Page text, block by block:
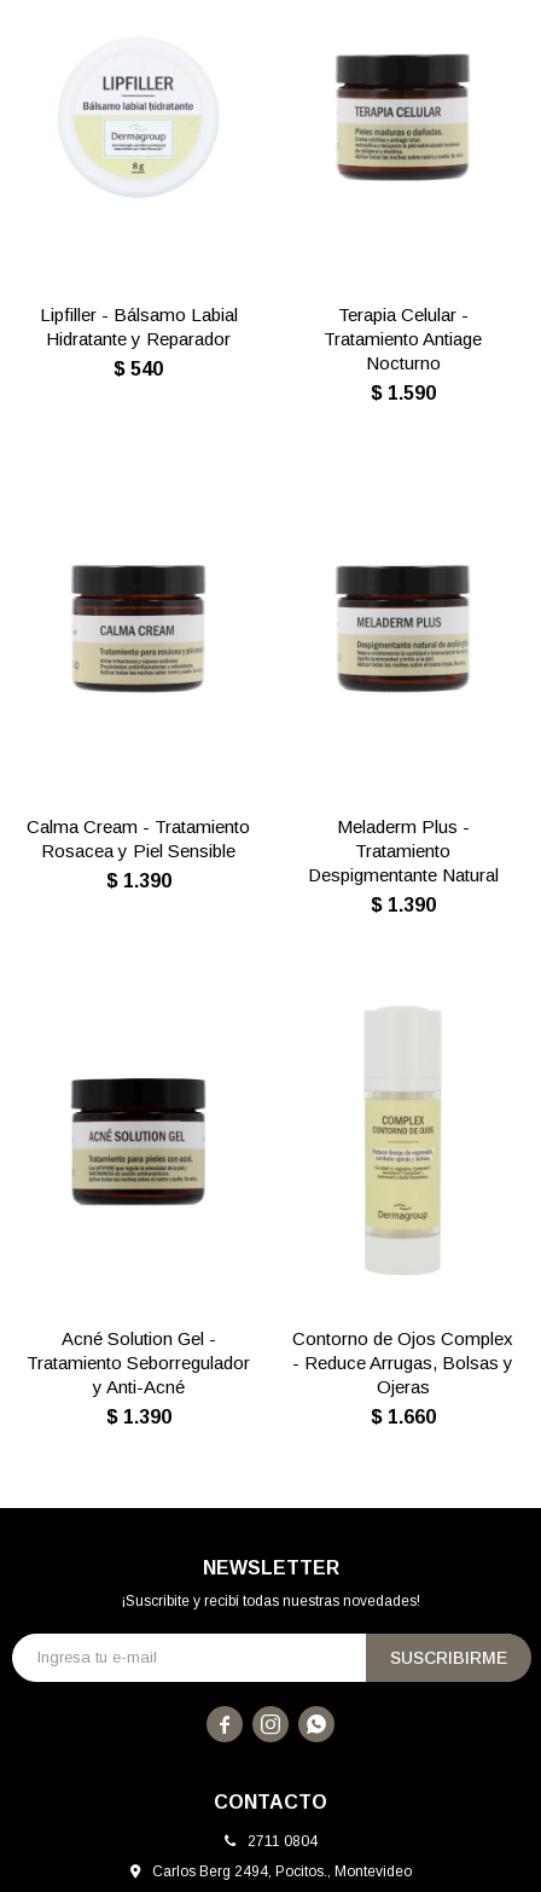
Lipfiller - Bálsamo Labial
Hidratante y Reparador
$ 540
Terapia Celular -
Tratamiento Antiage
Nocturno
$ 1.590
Calma Cream - Tratamiento
Rosacea y Piel Sensible
$ 1.390
Meladerm Plus -
Tratamiento
Despigmentante Natural
$ 1.390
Acné Solution Gel -
Tratamiento Seborregulador
y Anti-Acné
$ 1.390
Contorno de Ojos Complex
- Reduce Arrugas, Bolsas y
Ojeras
$ 1.660
CONTACTO
2711 0804
Carlos Berg 2494, Pocitos., Montevideo
NEWSLETTER
¡Suscribite y recibí todas nuestras novedades!
SUSCRIBIRME
  